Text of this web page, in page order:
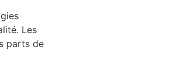
Les
parts de